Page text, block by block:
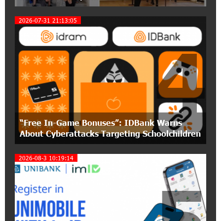
Coffee, a Break, and Up to 10% idcoin with
Idram&IDBank
12:40:36 2-07-2026
Ucom Introduces the New uMix 5000 Regional
Package: 3 Services for Just AMD 5,000 per
Month
"Monaco glamour, Vegas energy, Macau prestige
- yet uniquely Armenian." Artak Tovmasyan on
how Seven Visions is redefining world-class hospitality
11:56:27 1-07-2026
Travel Without Borders: Ucom Introduces New
15:08:55 30-06-2026
Artur Nakhshikyan has joined the Supervisory
2026-07-31 21:13:05
“Free In-Game Bonuses”: IDBank Warns
About Cyberattacks Targeting Schoolchildren
4
2026-08-3 10:19:14